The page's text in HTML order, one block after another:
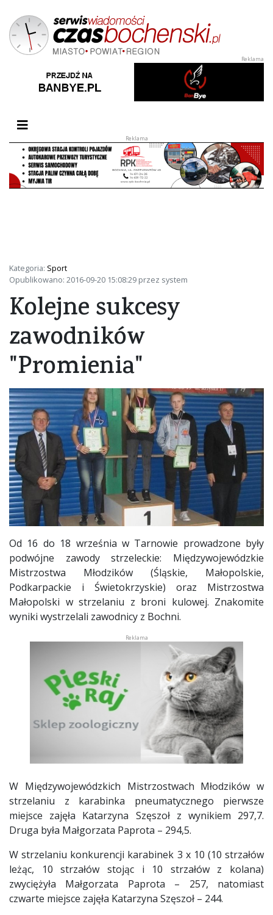
Przełącz nawigację
Kategoria: Sport
Opublikowano: 2016-09-20 15:08:29 przez system
Kolejne sukcesy
zawodników
"Promienia"
Od 16 do 18 września w Tarnowie prowadzone były
podwójne zawody strzeleckie: Międzywojewódzkie
Mistrzostwa Młodzików (Śląskie, Małopolskie,
Podkarpackie i Świetokrzyskie) oraz Mistrzostwa
Małopolski w strzelaniu z broni kulowej. Znakomite
wyniki wystrzelali zawodnicy z Bochni.
W Międzywojewódzkich Mistrzostwach Młodzików w
strzelaniu z karabinka pneumatycznego pierwsze
miejsce zajęła Katarzyna Szęszoł z wynikiem 297,7.
Druga była Małgorzata Paprota – 294,5.
W strzelaniu konkurencji karabinek 3 x 10 (10 strzałów
leżąc, 10 strzałów stojąc i 10 strzałów z kolana)
zwyciężyła Małgorzata Paprota – 257, natomiast
czwarte miejsce zajęła Katarzyna Szęszoł – 244.